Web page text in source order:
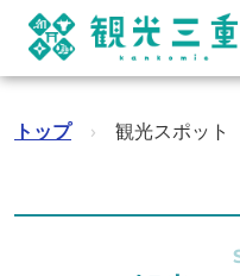
トップ › 観光スポット